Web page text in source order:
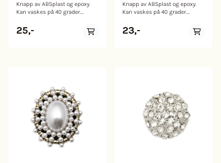
Knapp av ABSplast og epoxy.
Kan vaskes på 40 grader.
25,-
Knapp av ABSplast og epoxy.
Kan vaskes på 40 grader.
23,-